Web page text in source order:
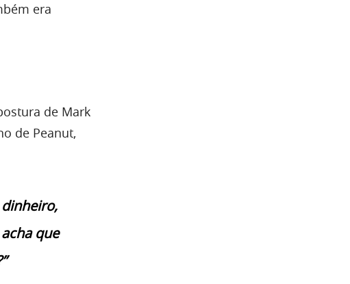
era
de Mark
de Peanut,
que